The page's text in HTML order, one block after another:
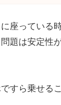
座っている
題は安定性
すら乗せる